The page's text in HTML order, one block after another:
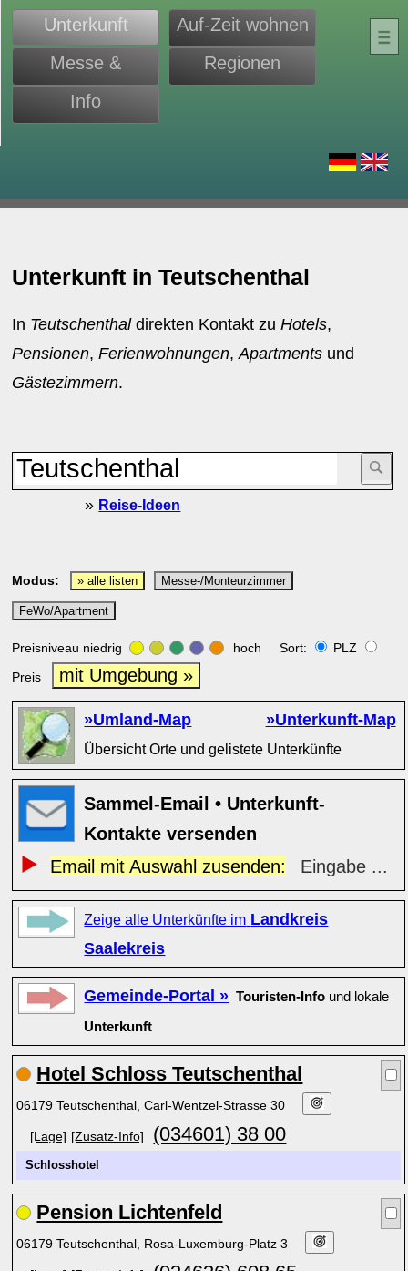
Unterkunft
Auf-Zeit wohnen
Messe &
Monteure
Regionen
Info
Unterkunft in Teutschenthal
In Teutschenthaldirekten Kontakt zuHotels,
Pensionen,Ferienwohnungen,Apartments und
Gästezimmern.
» Reise-Ideen
Modus: » alle listen Messe-/Monteurzimmer
FeWo/Apartment
Preisniveau niedrig hoch Sort:
PLZ
Preis
mit Umgebung »
»Umland-Map »Unterkunft-Map
Übersicht Orte und gelistete Unterkünfte
Sammel-Email • Unterkunft-
Kontakte versenden
Email mit Auswahl zusenden:
Eingabe ...
Zeige alle Unterkünfte im Landkreis
Saalekreis
Gemeinde-Portal » Touristen-Info und lokale
Unterkunft
Hotel Schloss Teutschenthal
06179 Teutschenthal, Carl-Wentzel-Strasse 30
[Lage] [Zusatz-Info] (034601) 38 00
Schlosshotel
Pension Lichtenfeld
06179 Teutschenthal, Rosa-Luxemburg-Platz 3